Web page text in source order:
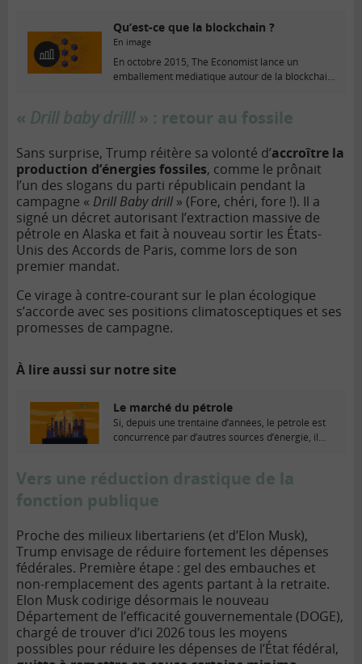
E
n
a
Qu’est-ce que la blockchain ?
En image
En octobre 2015, The Economist lance un
emballement médiatique autour de la blockchain
« Drill baby drill!» : retour au fossile
Sans surprise, Trump réitère sa volonté d’accroître la
production d’énergies fossiles, comme le prônait
l’un des slogans du parti républicain pendant la
campagne « Drill Baby drill » (Fore, chéri, fore !). Il a
signé un décret autorisant l’extraction massive de
pétrole en Alaska et fait à nouveau sortir les États-
Unis des Accords de Paris, comme lors de son
premier mandat.
Ce virage à contre-courant sur le plan écologique
s’accorde avec ses positions climatosceptiques et ses
promesses de campagne.
À lire aussi sur notre site
Le marché du pétrole
Si, depuis une trentaine d’années, le pétrole est
concurrencé par d’autres sources d’énergie, il
Vers une réduction drastique de la
fonction publique
Proche des milieux libertariens (et d’Elon Musk),
Trump envisage de réduire fortement les dépenses
fédérales. Première étape : gel des embauches et
non-remplacement des agents partant à la retraite.
Elon Musk codirige désormais le nouveau
Département de l’efficacité gouvernementale (DOGE),
chargé de trouver d’ici 2026 tous les moyens
possibles pour réduire les dépenses de l’État fédéral,